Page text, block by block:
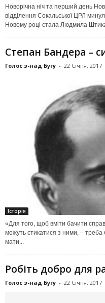
Новорічна ніч та перший день
відділення Сокальської ЦРЛ
Новому році стала Людмила
Степан Бандера –
Голос з-над Бугу - 22 Січня, 2017
Історія
«Для того, щоб вміти бачити
можуть стикатися з ними, – треба
мати...
Робіть добро для
Голос з-над Бугу - 22 Січня, 2017